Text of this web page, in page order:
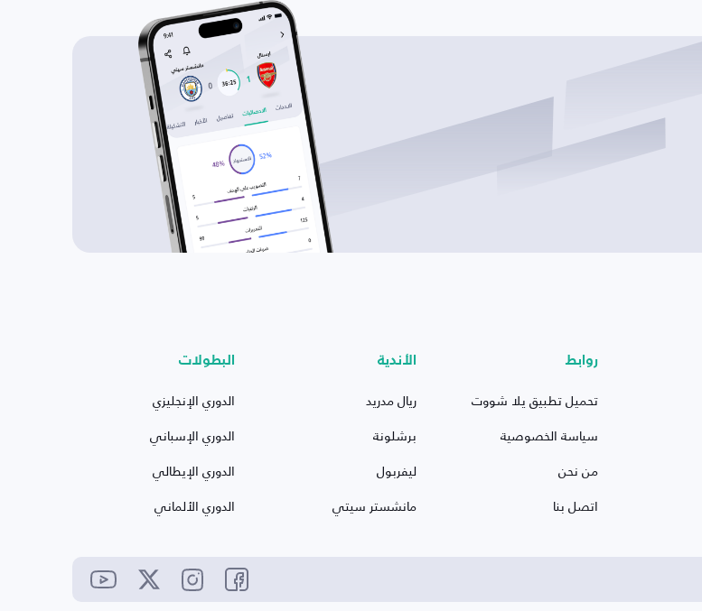
روابط
تحميل تطبيق يلا شووت
سياسة الخصوصية
من نحن
اتصل بنا
الأندية
ريال مدريد
برشلونة
ليفربول
مانشستر سيتي
البطولات
الدوري الإنجليزي
الدوري الإسباني
الدوري الإيطالي
الدوري الألماني